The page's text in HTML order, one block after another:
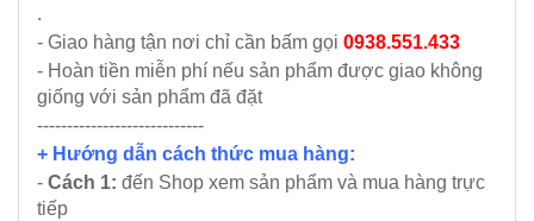
.
- Giao hàng tận nơi chỉ cần bấm gọi 0938.551.433
- Hoàn tiền miễn phí nếu sản phẩm được giao không
giống với sản phẩm đã đặt
----------------------------
+ Hướng dẫn cách thức mua hàng:
- Cách 1: đến Shop xem sản phẩm và mua hàng trực
tiếp